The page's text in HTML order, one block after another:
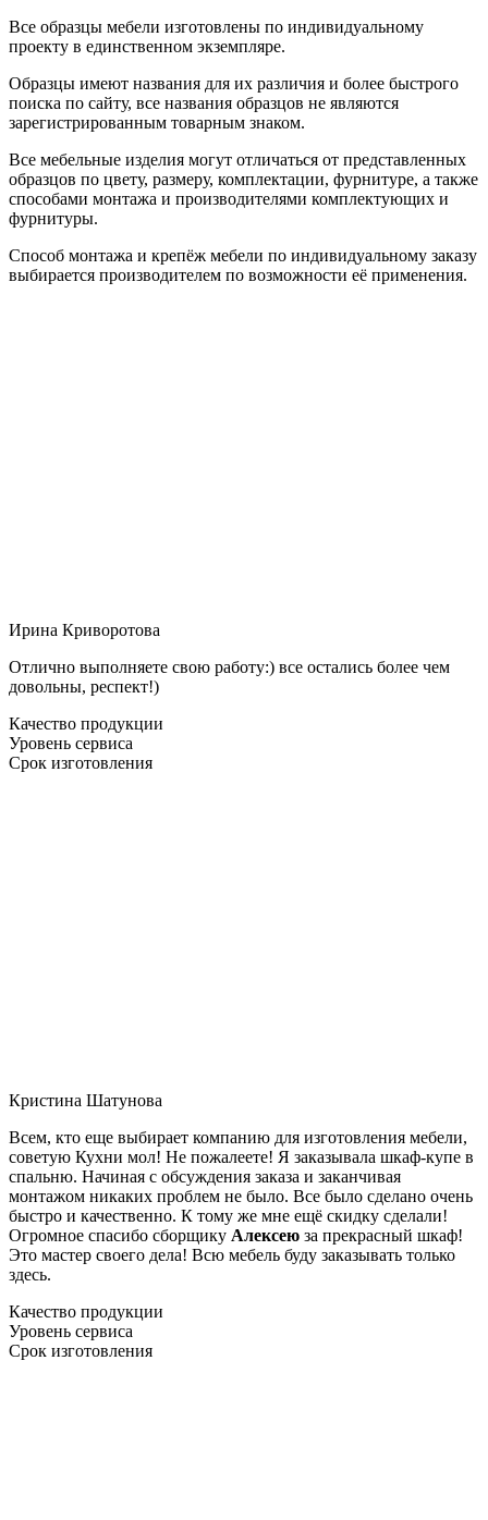
Все образцы мебели изготовлены по индивидуальному
проекту в единственном экземпляре.
Образцы имеют названия для их различия и более быстрого
поиска по сайту, все названия образцов не являются
зарегистрированным товарным знаком.
Все мебельные изделия могут отличаться от представленных
образцов по цвету, размеру, комплектации, фурнитуре, а также
способами монтажа и производителями комплектующих и
фурнитуры.
Способ монтажа и крепёж мебели по индивидуальному заказу
выбирается производителем по возможности её применения.
Ирина Криворотова
Отлично выполняете свою работу:) все остались более чем
довольны, респект!)
Качество продукции
Уровень сервиса
Срок изготовления
Кристина Шатунова
Всем, кто еще выбирает компанию для изготовления мебели,
советую Кухни мол! Не пожалеете! Я заказывала шкаф-купе в
спальню. Начиная с обсуждения заказа и заканчивая
монтажом никаких проблем не было. Все было сделано очень
быстро и качественно. К тому же мне ещё скидку сделали!
Огромное спасибо сборщику Алексею за прекрасный шкаф!
Это мастер своего дела! Всю мебель буду заказывать только
здесь.
Качество продукции
Уровень сервиса
Срок изготовления